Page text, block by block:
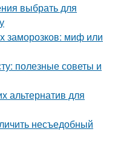
выбрать для
заморозков: миф или
полезные советы и
альтернатив для
несъедобный